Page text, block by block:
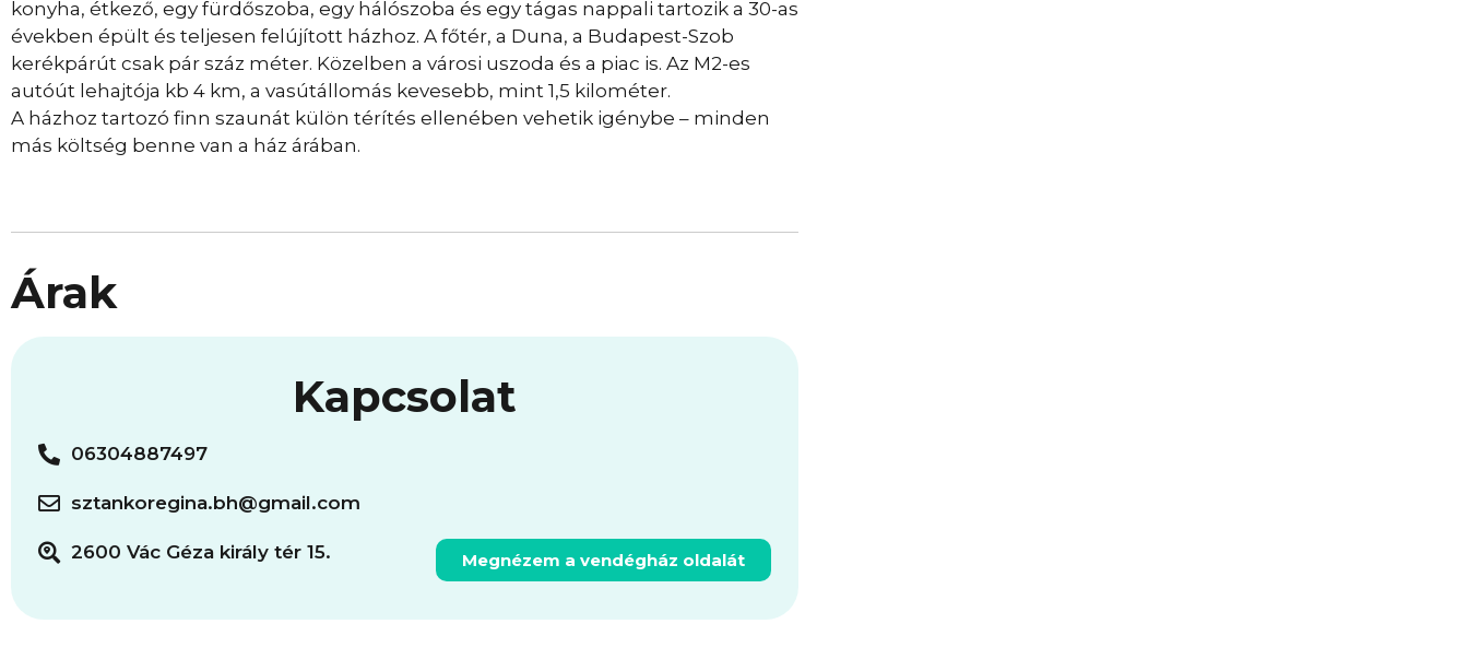
konyha, étkező, egy fürdőszoba, egy hálószoba és egy tágas nappali tartozik a 30-as
években épült és teljesen felújított házhoz. A főtér, a Duna, a Budapest-Szob
kerékpárút csak pár száz méter. Közelben a városi uszoda és a piac is. Az M2-es
autóút lehajtója kb 4 km, a vasútállomás kevesebb, mint 1,5 kilométer.
A házhoz tartozó finn szaunát külön térítés ellenében vehetik igénybe – minden
más költség benne van a ház árában.
Árak
Kapcsolat
06304887497
sztankoregina.bh@gmail.com
2600 Vác Géza király tér 15. Megnézem a vendégház oldalát